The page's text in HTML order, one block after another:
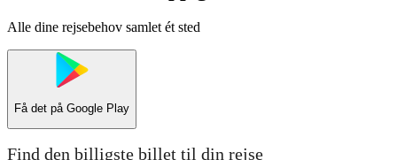
Alle dine rejsebehov samlet ét sted
Få det på Google Play
Find den billigste billet til din rejse